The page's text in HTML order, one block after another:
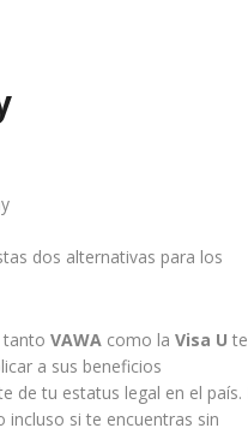
dos alternativas para los
tanto VAWA como la Visa U
a sus beneficios
de tu estatus legal en el país.
incluso si te encuentras sin